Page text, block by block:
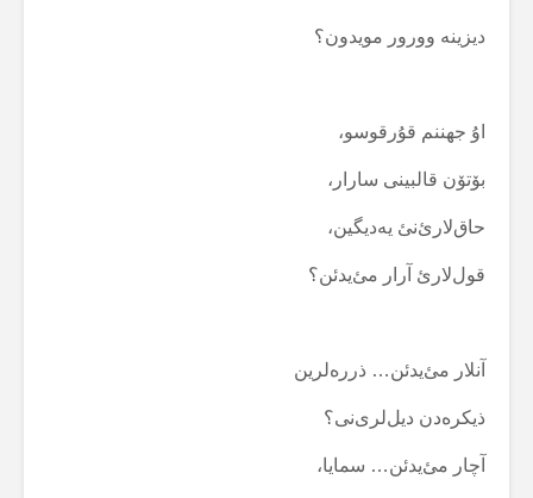
دیزینە وورور مویدون؟
اۇ جهننم قۇرقوسو،
بۆتۆن قالبینی سارار،
حاق‌لارئ‌نئ یەدیگین،
قول‌لارئ آرار مئ‌یدئن؟
آنلار مئ‌یدئن… ذررەلرین
ذیکرەدن دیل‌لری‌نی؟
آچار مئ‌یدئن… سمایا،